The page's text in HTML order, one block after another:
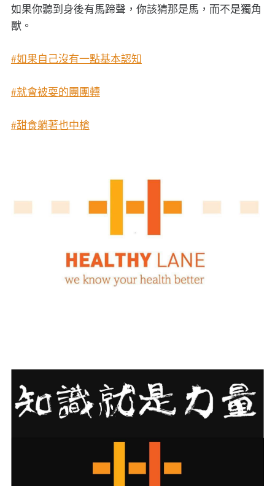
如果你聽到身後有馬蹄聲，你該猜那是馬，而不是獨角
獸。
#如果自己沒有一點基本認知
#就會被耍的團團轉
#甜食躺著也中槍